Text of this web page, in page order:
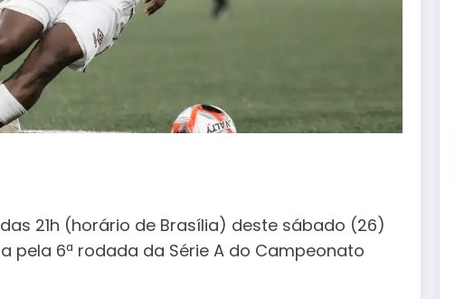
21h (horário de Brasília) deste sábado (26)
pela 6ª rodada da Série A do Campeonato